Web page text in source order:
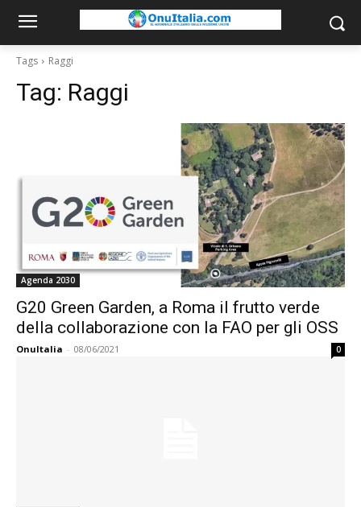
Tags Raggi
Tag: Raggi
Agenda 2030
G20 Green Garden, a Roma il frutto verde
della collaborazione con la FAO per gli OSS
OnuItalia - 08/06/2021 0